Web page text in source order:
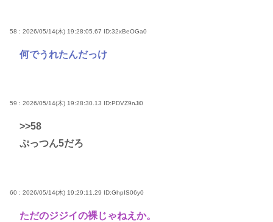
58 : 2026/05/14(木) 19:28:05.67 ID:32xBeOGa0
何でうれたんだっけ
59 : 2026/05/14(木) 19:28:30.13 ID:PDVZ9nJi0
>>58
ぷっつん5だろ
60 : 2026/05/14(木) 19:29:11.29 ID:GhpIS06y0
ただのジジイの裸じゃねえか。